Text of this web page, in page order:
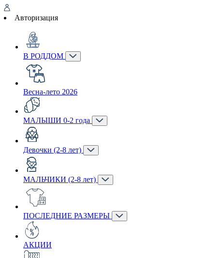
Авторизация
В РОДДОМ
Весна-лето 2026
МАЛЫШИ 0-2 года
Девочки (2-8 лет)
МАЛЬЧИКИ (2-8 лет)
ПОСЛЕДНИЕ РАЗМЕРЫ
АКЦИИ